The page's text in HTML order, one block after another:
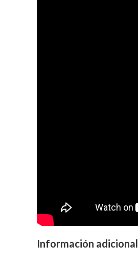
Información adicional